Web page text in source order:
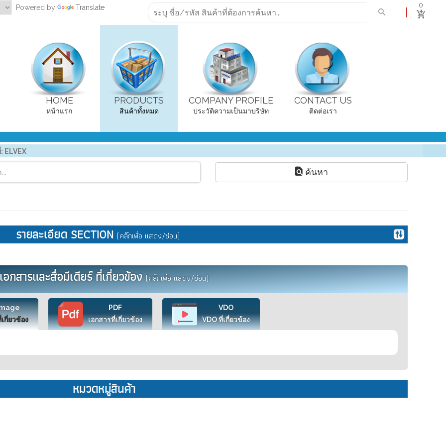
Powered by Translate 0
HOME
หน้าแรก
PRODUCTS
สินค้าทั้งหมด
COMPANY PROFILE
ประวัติความเป็นมาบริษัท
CONTACT US
ติดต่อเรา
ELVEX
ค้นหา
รายละเอียด SECTION (คลิ๊กเพื่อ แสดง/ซ่อน)
เอกสารและสื่อมีเดียร์ ที่เกี่ยวข้อง(คลิ๊กเพื่อ แสดง/ซ่อน)
กี่ยวข้อง
PDF
เอกสารที่เกี่ยวข้อง
VDO
VDO ที่เกี่ยวข้อง
หมวดหมู่สินค้า